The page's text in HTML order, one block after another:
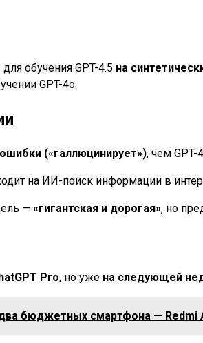
обучения GPT-4.5 на
GPT-4o.
(«галлюцинирует»), чем GPT-
на ИИ-поиск информации в
— «гигантская и дорогая», но
Pro, но уже на следующей
бюджетных смартфона — Redmi